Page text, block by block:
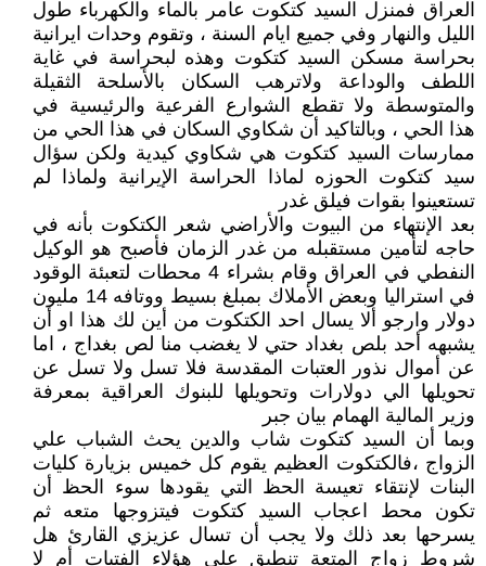
العراق فمنزل السيد كتكوت عامر بالماء والكهرباء طول
الليل والنهار وفي جميع ايام السنة ، وتقوم وحدات ايرانية
بحراسة مسكن السيد كتكوت وهذه لبحراسة في غاية
اللطف والوداعة ولاترهب السكان بالأسلحة الثقيلة
والمتوسطة ولا تقطع الشوارع الفرعية والرئيسية في
هذا الحي ، وبالتاكيد أن شكاوي السكان في هذا الحي من
ممارسات السيد كتكوت هي شكاوي كيدية ولكن سؤال
سيد كتكوت الحوزه لماذا الحراسة الإيرانية ولماذا لم
تستعينوا بقوات فيلق غدر
بعد الإنتهاء من البيوت والأراضي شعر الكتكوت بأنه في
حاجه لتأمين مستقبله من غدر الزمان فأصبح هو الوكيل
النفطي في العراق وقام بشراء 4 محطات لتعبئة الوقود
في استراليا وبعض الأملاك بمبلغ بسيط ووتافه 14 مليون
دولار وارجو ألا يسال احد الكتكوت من أين لك هذا او أن
يشبهه أحد بلص بغداد حتي لا يغضب منا لص بغداج ، اما
عن أموال نذور العتبات المقدسة فلا تسل ولا تسل عن
تحويلها الي دولارات وتحويلها للبنوك العراقية بمعرفة
وزير المالية الهمام بيان جبر
وبما أن السيد كتكوت شاب والدين يحث الشباب علي
الزواج ،فالكتكوت العظيم يقوم كل خميس بزيارة كليات
البنات لإنتقاء تعيسة الحظ التي يقودها سوء الحظ أن
تكون محط اعجاب السيد كتكوت فيتزوجها متعه ثم
يسرحها بعد ذلك ولا يجب أن تسال عزيزي القارئ هل
شروط زواج المتعة تنطبق علي هؤلاء الفتيات أم لا